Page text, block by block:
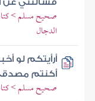
فسألتني عن
صحيح مسلم >
الدجال
أرأيتكم لو
أكنتم
صحيح مسلم > كتاب